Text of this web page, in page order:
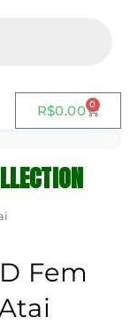
R$0.00 0
Fem